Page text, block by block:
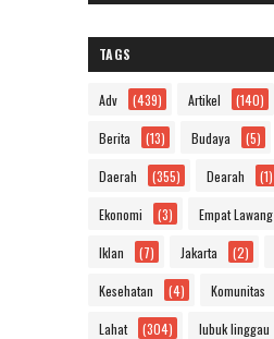
TAGS
Adv (439) Artikel (140)
Berita (13) Budaya (5)
Daerah (355) Dearah (1)
Ekonomi (3) Empat Lawang
Iklan (7) Jakarta (2)
Kesehatan (4) Komunitas
Lahat (304) lubuk linggau